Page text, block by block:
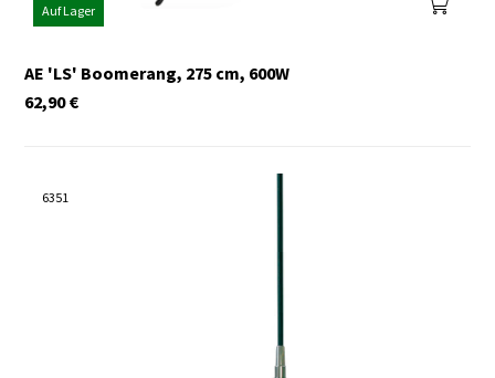
Auf Lager
AE 'LS' Boomerang, 275 cm, 600W
€
62,90
6351